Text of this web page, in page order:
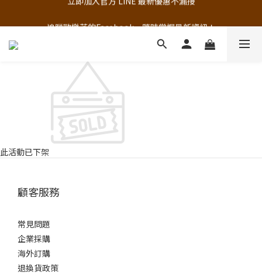
追蹤歐樂芬的Facebook，隨時掌握最新資訊！
此活動已下架
顧客服務
常見問題
企業採購
海外訂購
退換貨政策